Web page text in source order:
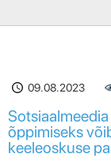
09.08.2023
õppimiseks
keeleoskuse